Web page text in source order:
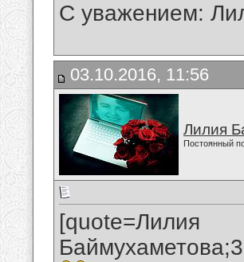
С уважением:
03.10.2016, 11:56
Лилия
Постоянный
[quote=Лилия